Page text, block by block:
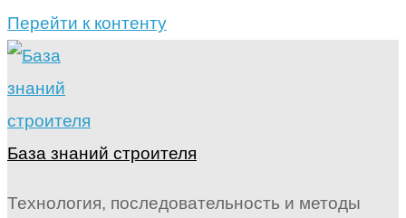
Перейти к контенту
База знаний строителя
Технология, последовательность и методы